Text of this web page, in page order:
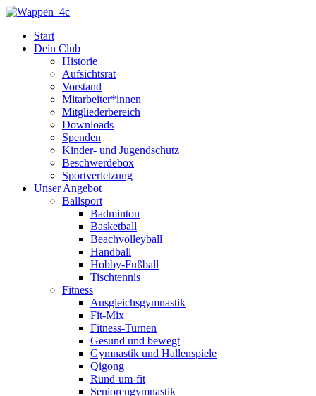
Zum
springenStart
Dein Club
Historie
Aufsichtsrat
Vorstand
Mitarbeiter*innen
Mitgliederbereich
Downloads
Spenden
Kinder- und Jugendschutz
Beschwerdebox
Sportverletzung
Unser Angebot
Ballsport
Badminton
Basketball
Beachvolleyball
Handball
Hobby-Fußball
Tischtennis
Fitness
Ausgleichsgymnastik
Fit-Mix
Fitness-Turnen
Gesund und bewegt
Gymnastik und Hallenspiele
Qigong
Rund-um-fit
Seniorengymnastik